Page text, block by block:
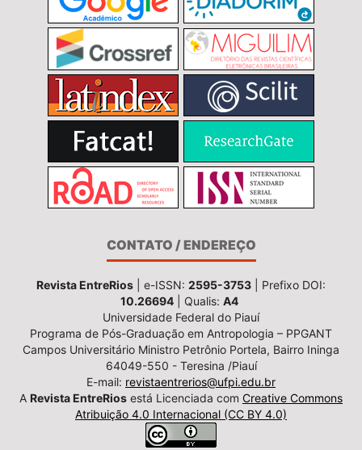
CONTATO / ENDEREÇO
Revista EntreRios | e-ISSN: 2595-3753 | Prefixo DOI:
10.26694 | Qualis: A4
Universidade Federal do Piauí
Programa de Pós-Graduação em Antropologia – PPGANT
Campos Universitário Ministro Petrônio Portela, Bairro Ininga
64049-550 - Teresina /Piauí
E-mail: revistaentrerios@ufpi.edu.br
A Revista EntreRios está Licenciada com Creative Commons
Atribuição 4.0 Internacional (CC BY 4.0)